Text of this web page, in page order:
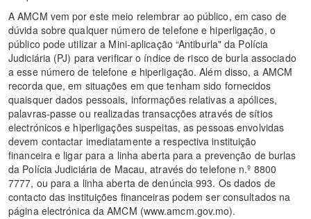
A AMCM vem por este meio relembrar ao público, em caso de
dúvida sobre qualquer número de telefone e hiperligação, o
público pode utilizar a Mini-aplicação “Antiburla" da Polícia
Judiciária (PJ) para verificar o índice de risco de burla associado
a esse número de telefone e hiperligação. Além disso, a AMCM
recorda que, em situações em que tenham sido fornecidos
quaisquer dados pessoais, informações relativas a apólices,
palavras‑passe ou realizadas transacções através de sítios
electrónicos e hiperligações suspeitas, as pessoas envolvidas
devem contactar imediatamente a respectiva instituição
financeira e ligar para a linha aberta para a prevenção de burlas
da Polícia Judiciária de Macau, através do telefone n.º 8800
7777, ou para a linha aberta de denúncia 993. Os dados de
contacto das instituições financeiras podem ser consultados na
página electrónica da AMCM (www.amcm.gov.mo).